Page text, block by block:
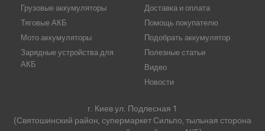
Грузовые аккумуляторы
Тяговые АКБ
Мото аккумуляторы
Зарядные устройства для
АКБ
Доставка и оплата
Помощь покупателю
Подобрать аккумулятор
Полезные статьи
Видео
Новости
г. Киев ул. Подлесная 1
(Святошинский район, супермаркет Сильпо, тыльная сторона